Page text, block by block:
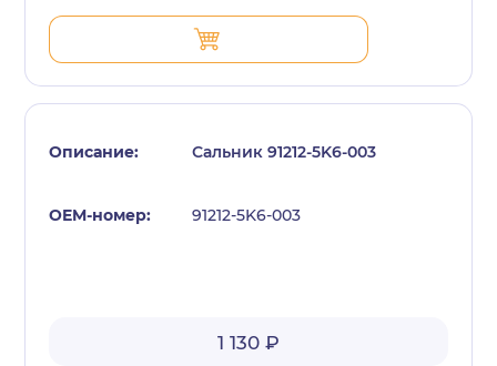
Сальник 91212-5K6-003
91212-5K6-003
1 130 ₽